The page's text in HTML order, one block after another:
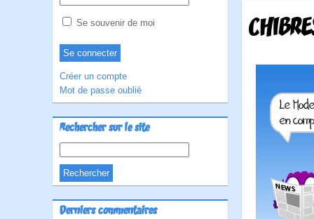
Se souvenir de moi
Créer un compte
Mot de passe oublié
Rechercher sur le site
Derniers commentaires